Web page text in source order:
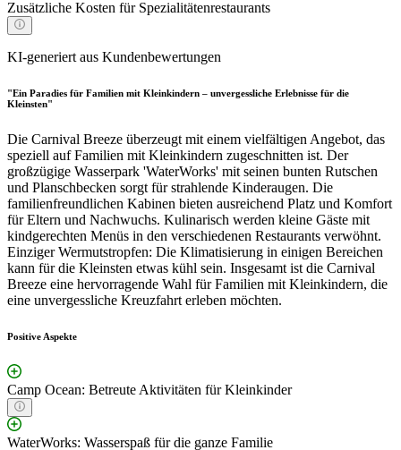
Zusätzliche Kosten für Spezialitätenrestaurants
KI-generiert aus Kundenbewertungen
"Ein Paradies für Familien mit Kleinkindern – unvergessliche Erlebnisse für die
Kleinsten"
Die Carnival Breeze überzeugt mit einem vielfältigen Angebot, das
speziell auf Familien mit Kleinkindern zugeschnitten ist. Der
großzügige Wasserpark 'WaterWorks' mit seinen bunten Rutschen
und Planschbecken sorgt für strahlende Kinderaugen. Die
familienfreundlichen Kabinen bieten ausreichend Platz und Komfort
für Eltern und Nachwuchs. Kulinarisch werden kleine Gäste mit
kindgerechten Menüs in den verschiedenen Restaurants verwöhnt.
Einziger Wermutstropfen: Die Klimatisierung in einigen Bereichen
kann für die Kleinsten etwas kühl sein. Insgesamt ist die Carnival
Breeze eine hervorragende Wahl für Familien mit Kleinkindern, die
eine unvergessliche Kreuzfahrt erleben möchten.
Positive Aspekte
Camp Ocean: Betreute Aktivitäten für Kleinkinder
WaterWorks: Wasserspaß für die ganze Familie